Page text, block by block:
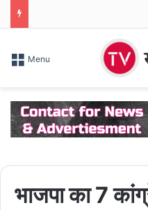
Menu
भाजपा का 7